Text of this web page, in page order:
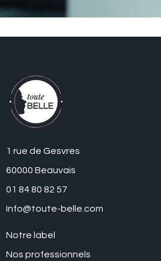
1 rue de Gesvres
60000 Beauvais
01 84 80 82 57
Info@toute-belle.com
Notre label
Nos professionnels